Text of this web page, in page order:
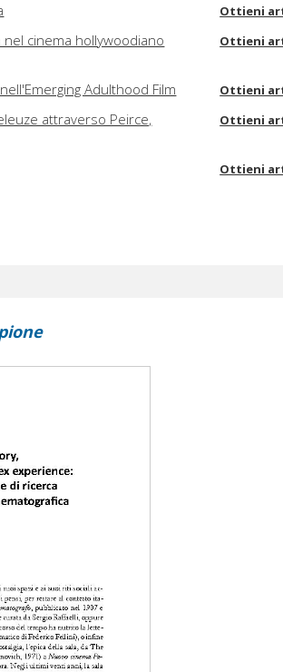
Ottieni
cinema hollywoodiano
Ottieni
Adulthood Film Ottieni
attraverso Peirce,
Ottieni
Ottieni